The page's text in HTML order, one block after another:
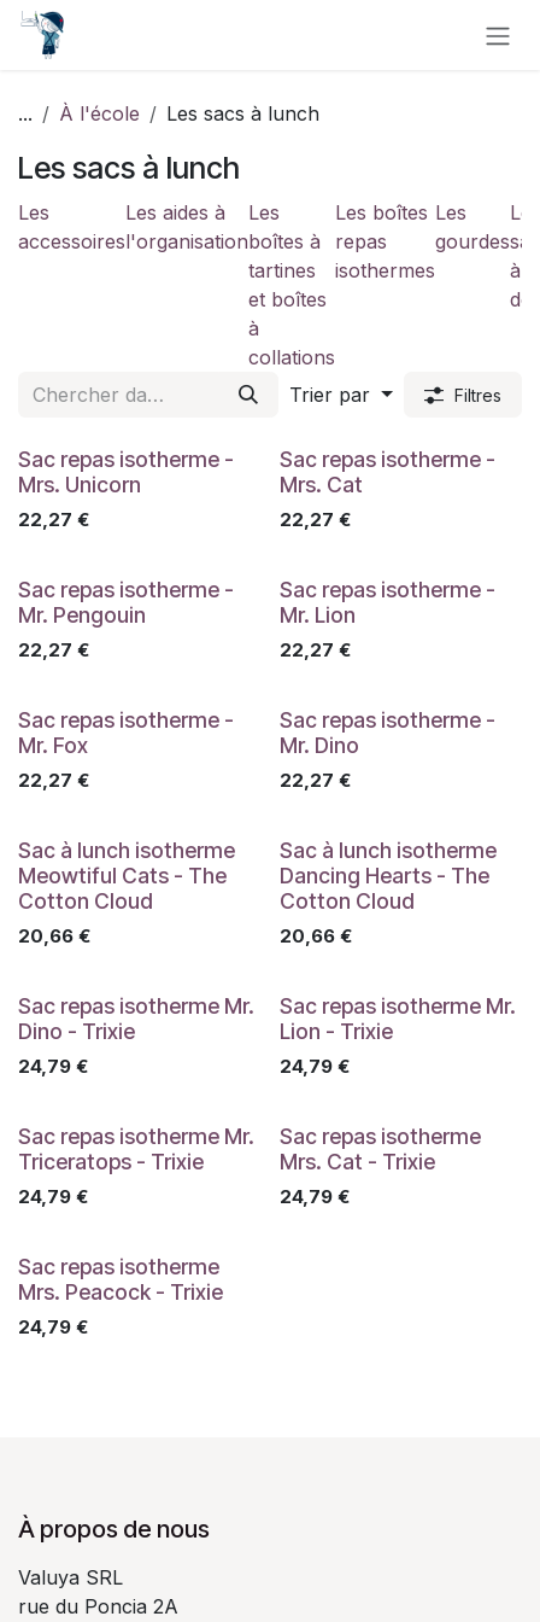
Se rendre au contenu
... À l'école Les sacs à lunch
Les sacs à lunch
Les
accessoires
Les aides à
l'organisation
Les
boîtes à
tartines
et boîtes
à
collations
Les boîtes
repas
isothermes
Les
gourdes
Les
à
Trier par Filtres
Sac repas isotherme -
Mrs. Unicorn
22,27 €
Sac repas isotherme -
Mrs. Cat
22,27 €
Sac repas isotherme -
Mr. Pengouin
22,27 €
Sac repas isotherme -
Mr. Lion
22,27 €
Sac repas isotherme -
Mr. Fox
22,27 €
Sac repas isotherme -
Mr. Dino
22,27 €
Sac à lunch isotherme
Meowtiful Cats - The
Cotton Cloud
20,66 €
Sac à lunch isotherme
Dancing Hearts - The
Cotton Cloud
20,66€
Sac repas isotherme Mr.
Dino - Trixie
24,79 €
Sac repas isotherme Mr.
Lion - Trixie
24,79€
Sac repas isotherme Mr.
Triceratops - Trixie
24,79 €
Sac repas isotherme
Mrs. Cat - Trixie
24,79€
Sac repas isotherme
Mrs. Peacock - Trixie
24,79 €
À propos de nous
Valuya SRL
rue du Poncia 2A